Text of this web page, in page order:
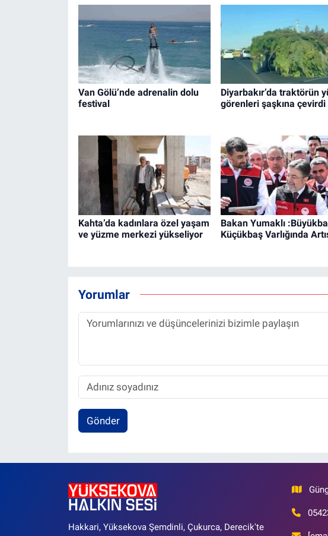
Van Gölü’nde adrenalin dolu
festival
Diyarbakır’da traktörün
görenleri şaşkına çevirdi
Kahta’da kadınlara özel yaşam
ve yüzme merkezi yükseliyor
Bakan Yumaklı
Küçükbaş Varlığında
Yorumlar
Gönder
Hakkari, Yüksekova Şemdinli, Çukurca, Derecik'te